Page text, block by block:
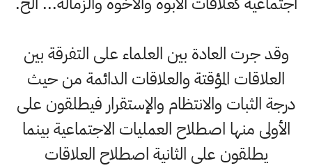
وقد جرت العادة بين العلماء على التفرقة بين
العلاقات المؤقتة والعلاقات الدائمة من حيث
درجة الثبات والانتظام والإستقرار فيطلقون على
الأولى منها اصطلاح العمليات الاجتماعية بينما
يطلقون على الثانية اصطلاح العلاقات